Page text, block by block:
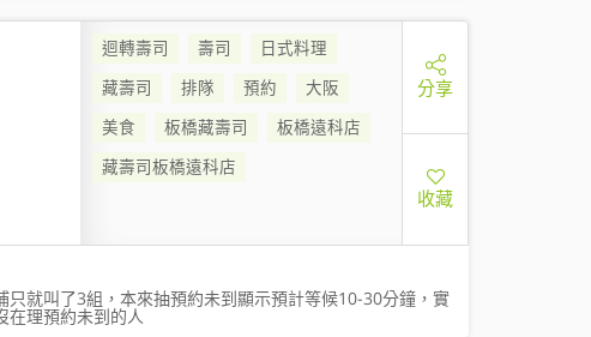
迴轉壽司 壽司
日式料理
藏壽司
排隊 預約
大阪
美食
板橋藏壽司
板橋遠科店
藏壽司板橋遠科店
分享
收藏
就叫了3組，本來抽預約未到顯示預計等候10-30分鐘，實
理預約未到的人